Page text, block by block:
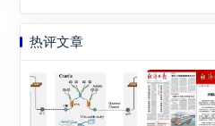
热评文章